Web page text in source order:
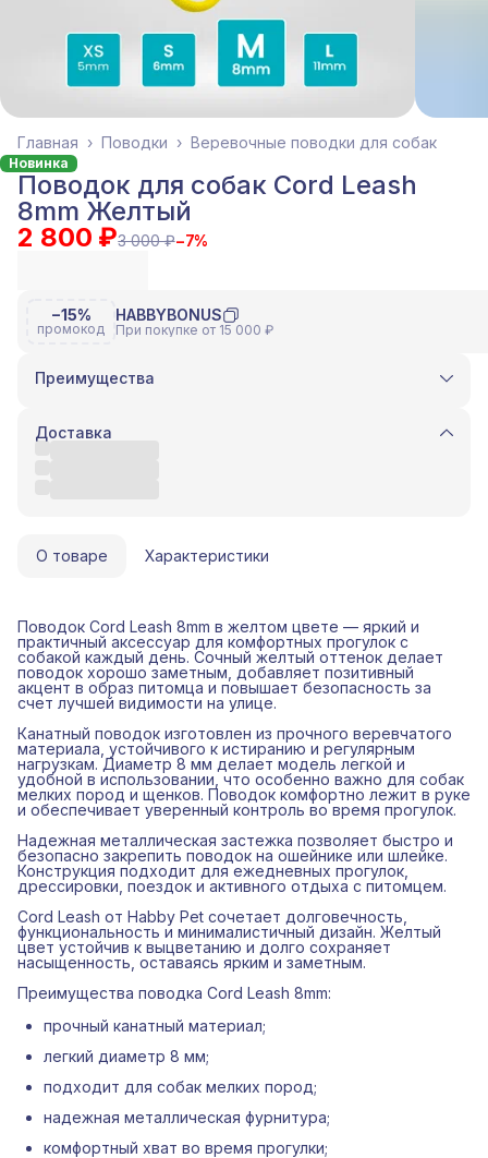
Веревочные поводки для собак
Поводки ›
Главная ›
Новинка
Поводок для собак Cord Leash
8mm Желтый
2 800 ₽3 000 ₽−7%
−15%
промокод
HABBYBONUS
При покупке от 15 000 ₽
Преимущества
Оплата частями в Сплит
Удобный возврат
Доставка
О товаре Характеристики
Поводок Cord Leash 8mm в желтом цвете — яркий и
практичный аксессуар для комфортных прогулок с
собакой каждый день. Сочный желтый оттенок делает
поводок хорошо заметным, добавляет позитивный
акцент в образ питомца и повышает безопасность за
счет лучшей видимости на улице.
Канатный поводок изготовлен из прочного веревчатого
материала, устойчивого к истиранию и регулярным
нагрузкам. Диаметр 8 мм делает модель легкой и
удобной в использовании, что особенно важно для собак
мелких пород и щенков. Поводок комфортно лежит в руке
и обеспечивает уверенный контроль во время прогулок.
Надежная металлическая застежка позволяет быстро и
безопасно закрепить поводок на ошейнике или шлейке.
Конструкция подходит для ежедневных прогулок,
дрессировки, поездок и активного отдыха с питомцем.
Cord Leash от Habby Pet сочетает долговечность,
функциональность и минималистичный дизайн. Желтый
цвет устойчив к выцветанию и долго сохраняет
насыщенность, оставаясь ярким и заметным.
Преимущества поводка Cord Leash 8mm:
прочный канатный материал;
легкий диаметр 8 мм;
подходит для собак мелких пород;
надежная металлическая фурнитура;
комфортный хват во время прогулки;